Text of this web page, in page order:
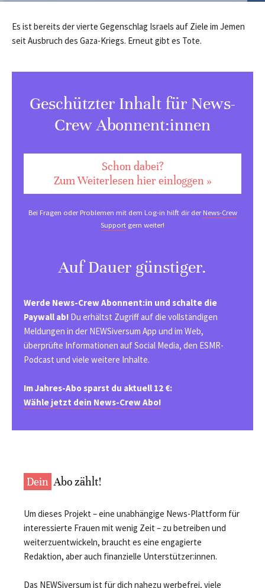
Es ist bereits der vierte Gegenschlag Israels auf Ziele im Jemen
seit Ausbruch des Gaza-Kriegs. Erneut gibt es Tote.
Geschützter Inhalt für News-
Crew Abonnent:innen
Schon dabei?
Zum Weiterlesen hier einloggen »
Bei Fragen oder Problemen mit dem Log-in hilft dir derNews-Crew
Support gern weiter!
Auf Dauer günstiger.
Werde News-Crew Abonnent:in und schalte die
Paywall ab! Du erhältst Zugriff auf die vollständigen
Meldungen in der NEWSiversum App und im Web,
überprüfte Informationen auf Social Media, den ESMR-
Podcast und viele weitere Inhalte.
Im Jahres-Abo sparst du aktuell 12 €:
Wähle jetzt dein News-Crew Abo!
Dein Abo zählt!
Um dieses Projekt – eine unabhängige News-Plattform für
interessierte Frauen mit wenig Zeit – zu betreiben und
weiterzuentwickeln, braucht es eine engagierte
Redaktion, aber auch finanzielle Unterstützer:innen.
Das NEWSiversum ist für dich nahezu werbefrei, viele